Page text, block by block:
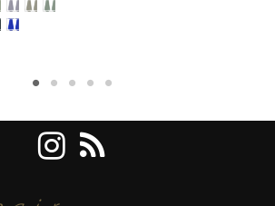
ceniza
ultra clarísimo
ultra clarísimo beige viola
Gris perla
1 Rubio superaclarante ceniza
10/2 Rubio superaclarante beige
10/6 Rubio superaclarante rosado
11/1 rubio ultra claro
/ Verde
Azul / Viola